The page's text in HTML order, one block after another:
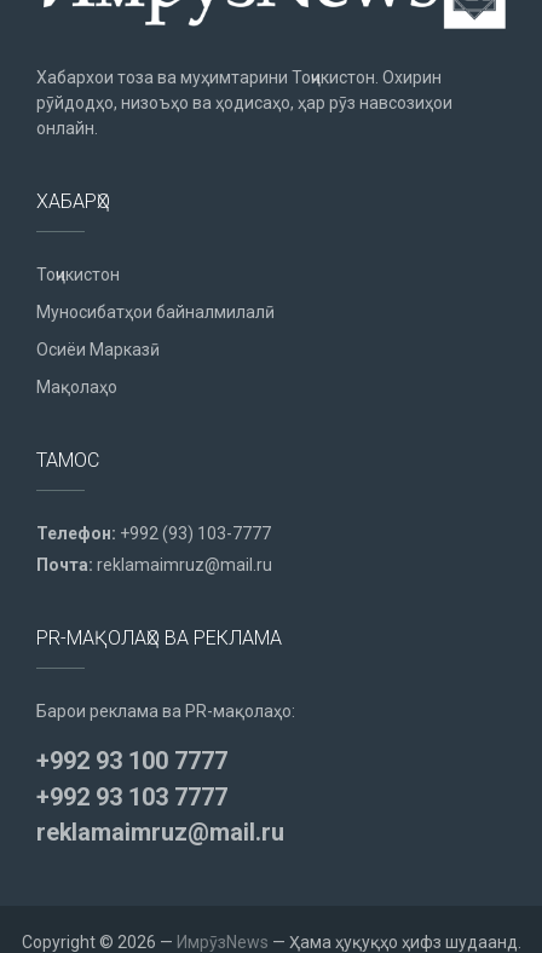
Хабархои тоза ва муҳимтарини Тоҷикистон. Охирин
рӯйдодҳо, низоъҳо ва ҳодисаҳо, ҳар рӯз навсозиҳои
онлайн.
ХАБАРҲО
Тоҷикистон
Муносибатҳои байналмилалӣ
Осиёи Марказӣ
Мақолаҳо
ТАМОС
Телефон: +992 (93) 103-7777
Почта: reklamaimruz@mail.ru
PR-МАҚОЛАҲО ВА РЕКЛАМА
Барои реклама ва PR-мақолаҳо:
+992 93 100 7777
+992 93 103 7777
reklamaimruz@mail.ru
Copyright © 2026 — ИмрӯзNews — Ҳама ҳуқуқҳо ҳифз шудаанд.